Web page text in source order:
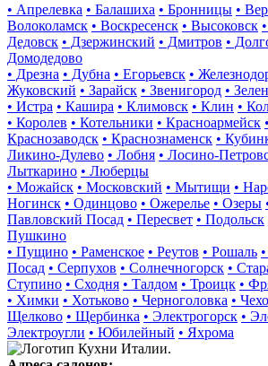
• Апрелевка • Балашиха • Бронницы •
Волоколамск • Воскресенск • Высоковск
Дедовск • Дзержинский • Дмитров •
Домодедово
• Дрезна • Дубна • Егорьевск •
Жуковский • Зарайск • Звенигород •
• Истра • Кашира • Климовск • Клин •
• Королев • Котельники • Красноармейск
Краснозаводск • Краснознаменск •
Ликино-Дулево • Лобня • Лосино-
Лыткарино • Люберцы
• Можайск • Московский • Мытищи •
Ногинск • Одинцово • Ожерелье • Озеры
Павловский Посад • Пересвет • Подольск
Пушкино
• Пущино • Раменское • Реутов • Рошаль
Посад • Серпухов • Солнечногорск •
Ступино • Сходня • Талдом • Троицк •
• Химки • Хотьково • Черноголовка •
Щелково • Щербинка • Электрогорск •
Электроугли • Юбилейный • Яхрома